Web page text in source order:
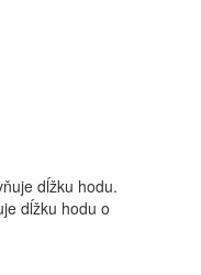
dĺžku hodu.
dĺžku hodu o